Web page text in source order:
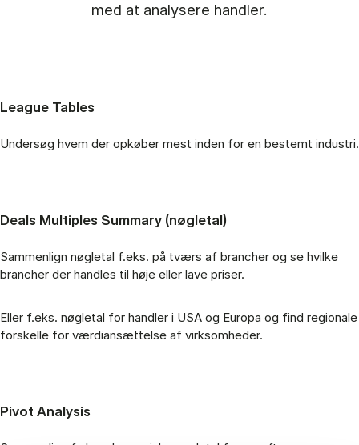
med at analysere handler.
League Tables
Undersøg hvem der opkøber mest inden for en bestemt industri.
Deals Multiples Summary (nøgletal)
Sammenlign nøgletal f.eks. på tværs af brancher og se hvilke
brancher der handles til høje eller lave priser.
Eller f.eks. nøgletal for handler i USA og Europa og find regionale
forskelle for værdiansættelse af virksomheder.
Pivot Analysis